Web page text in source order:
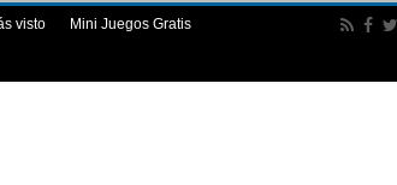
visto Mini Juegos Gratis